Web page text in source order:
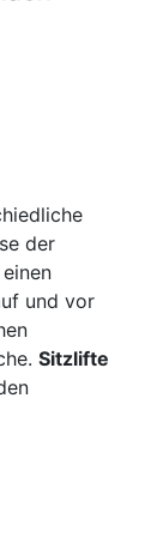
der
und vor
Sitzlifte